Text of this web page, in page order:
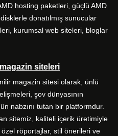
hosting paketleri, güçlü AMD
donatılmış sunucular
kurumsal web siteleri, bloglar
siteleri
magazin sitesi olarak, ünlü
şov dünyasının
nabzını tutan bir platformdur.
sitemiz, kaliteli içerik üretimiyle
röportajlar, stil önerileri ve